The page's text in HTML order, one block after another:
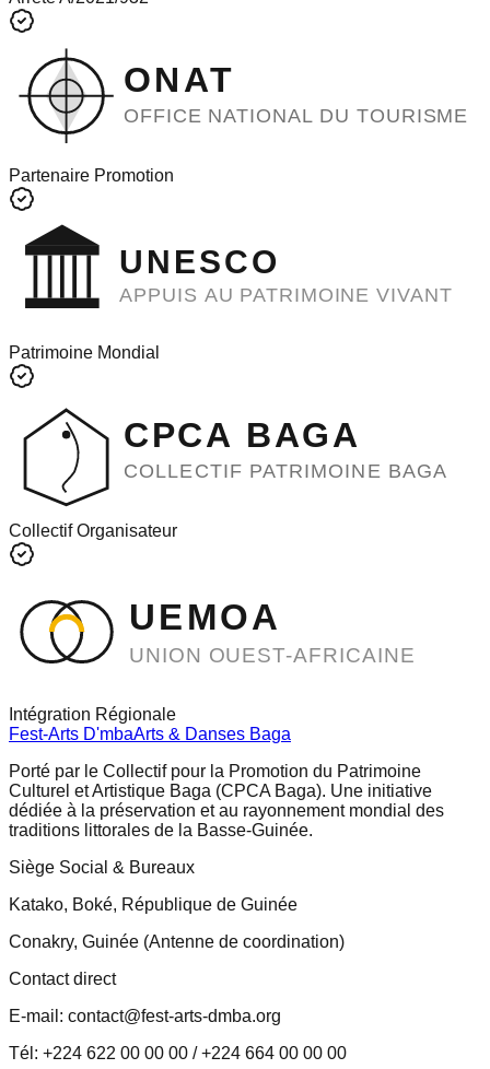
ONAT
OFFICE NATIONAL DU TOURISME
Partenaire Promotion
UNESCO
APPUIS AU PATRIMOINE VIVANT
Patrimoine Mondial
CPCA BAGA
COLLECTIF PATRIMOINE BAGA
Collectif Organisateur
UEMOA
UNION OUEST-AFRICAINE
Intégration Régionale
Fest-Arts D'mbaArts & Danses Baga
Porté par le Collectif pour la Promotion du Patrimoine
Culturel et Artistique Baga (CPCA Baga). Une initiative
dédiée à la préservation et au rayonnement mondial des
traditions littorales de la Basse-Guinée.
Siège Social & Bureaux
Katako, Boké, République de Guinée
Conakry, Guinée (Antenne de coordination)
Contact direct
E-mail: contact@fest-arts-dmba.org
Tél: +224 622 00 00 00 / +224 664 00 00 00